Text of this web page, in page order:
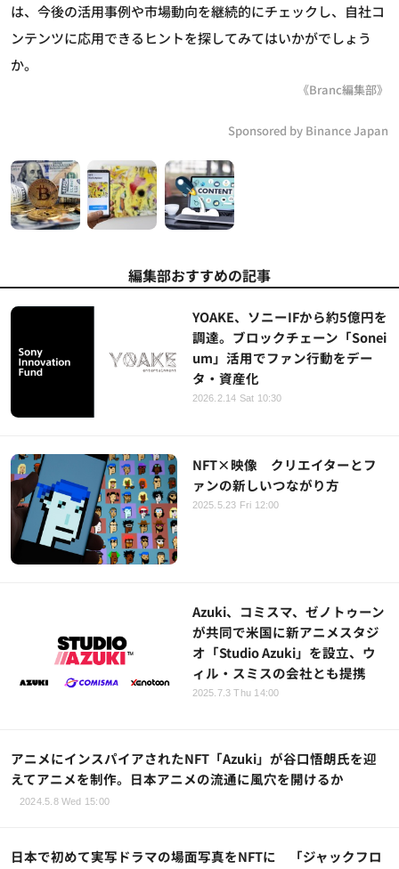
は、今後の活用事例や市場動向を継続的にチェックし、自社コ
ンテンツに応用できるヒントを探してみてはいかがでしょう
か。
《Branc編集部》
Sponsored by Binance Japan
編集部おすすめの記事
YOAKE、ソニーIFから約5億円を
調達。ブロックチェーン「Sonei
um」活用でファン行動をデー
タ・資産化
2026.2.14 Sat 10:30
NFT×映像 クリエイターとフ
ァンの新しいつながり方
2025.5.23 Fri 12:00
Azuki、コミスマ、ゼノトゥーン
が共同で米国に新アニメスタジ
オ「Studio Azuki」を設立、ウ
ィル・スミスの会社とも提携
2025.7.3 Thu 14:00
アニメにインスパイアされたNFT「Azuki」が谷口悟朗氏を迎
えてアニメを制作。日本アニメの流通に風穴を開けるか
2024.5.8 Wed 15:00
日本で初めて実写ドラマの場面写真をNFTに 「ジャックフロ